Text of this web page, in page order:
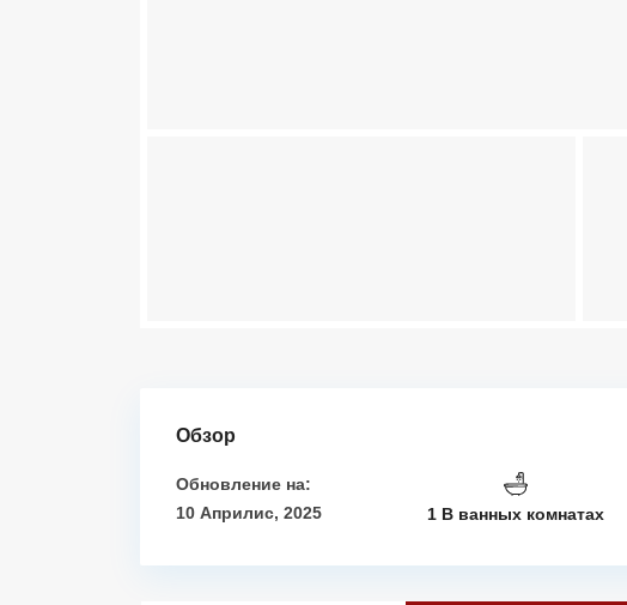
Обзор
Обновление на:
10 Априлис, 2025
1 В ванных комнатах